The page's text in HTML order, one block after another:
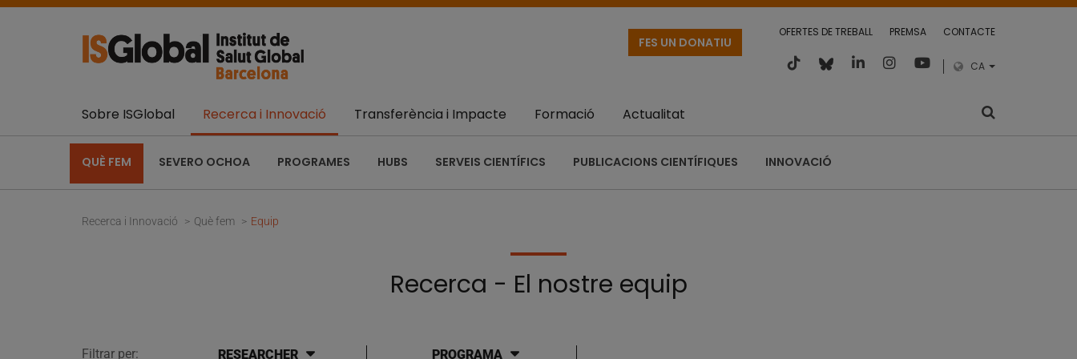
OFERTES DE TREBALL PREMSA CONTACTE
CA
FES UN DONATIU
Sobre ISGlobal Recerca i Innovació
QUÈ FEM SEVERO OCHOA PROGRAMES HUBS SERVEIS CIENTÍFICS PUBLICACIONS CIENTÍFIQUES INNOVACIÓ
Transferència i Impacte Formació Actualitat
Recerca i Innovació Què fem Equip
Recerca - El nostre equip
Filtrar per: RESEARCHER PROGRAMA